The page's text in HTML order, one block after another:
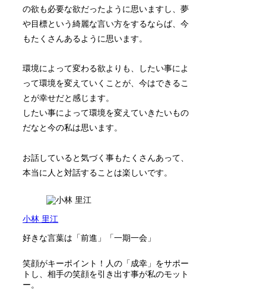
の欲も必要な欲だったように思いますし、夢
や目標という綺麗な言い方をするならば、今
もたくさんあるように思います。
環境によって変わる欲よりも、したい事によ
って環境を変えていくことが、今はできるこ
とが幸せだと感じます。
したい事によって環境を変えていきたいもの
だなと今の私は思います。
お話していると気づく事もたくさんあって、
本当に人と対話することは楽しいです。
小林 里江
好きな言葉は「前進」「一期一会」
笑顔がキーポイント！人の「成幸」をサポー
トし、相手の笑顔を引き出す事が私のモット
ー。